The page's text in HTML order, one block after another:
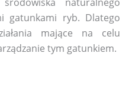
gatunkami ryb. Dlatego
mające na celu
tym gatunkiem.